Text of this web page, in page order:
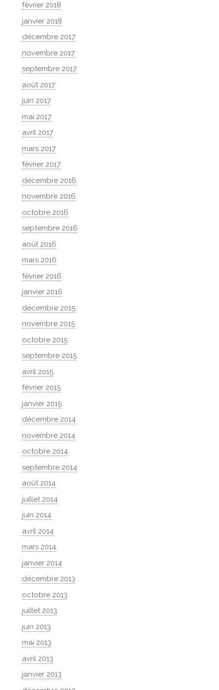
février 2018
janvier 2018
décembre 2017
novembre 2017
septembre 2017
août 2017
juin 2017
mai 2017
avril 2017
mars 2017
février 2017
décembre 2016
novembre 2016
octobre 2016
septembre 2016
août 2016
mars 2016
février 2016
janvier 2016
décembre 2015
novembre 2015
octobre 2015
septembre 2015
avril 2015
février 2015
janvier 2015
décembre 2014
novembre 2014
octobre 2014
septembre 2014
août 2014
juillet 2014
juin 2014
avril 2014
mars 2014
janvier 2014
décembre 2013
octobre 2013
juillet 2013
juin 2013
mai 2013
avril 2013
janvier 2013